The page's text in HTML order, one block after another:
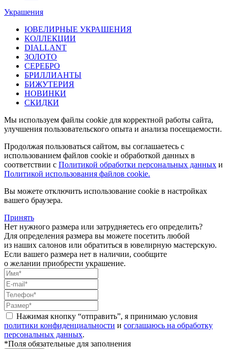
Украшения
ЮВЕЛИРНЫЕ УКРАШЕНИЯ
КОЛЛЕКЦИИ
DIALLANT
ЗОЛОТО
СЕРЕБРО
БРИЛЛИАНТЫ
БИЖУТЕРИЯ
НОВИНКИ
СКИДКИ
Мы используем файлы cookie для корректной работы сайта,
улучшения пользовательского опыта и анализа посещаемости.
Продолжая пользоваться сайтом, вы соглашаетесь с
использованием файлов cookie и обработкой данных в
соответствии с Политикой обработки персональных данных и
Политикой использования файлов cookie.
Вы можете отключить использование cookie в настройках
вашего браузера.
Принять
Нет нужного размера или затрудняетесь его определить?
Для определения размера вы можете посетить любой
из наших салонов или обратиться в ювелирную мастерскую.
Если вашего размера нет в наличии, сообщите
о желании приобрести украшение.
Нажимая кнопку “отправить”, я принимаю условия
политики конфиденциальности и соглашаюсь на обработку
персональных данных.
*Поля обязательные для заполнения